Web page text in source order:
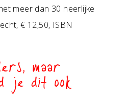
meer dan 30 heerlijke
€ 12,50, ISBN
maar
je dit ook